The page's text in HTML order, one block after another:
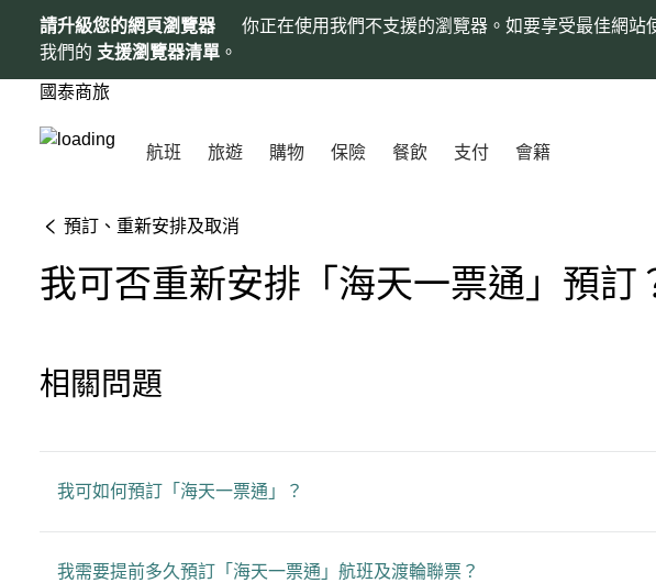
請升級您的網頁瀏覽器
你正在使用我們不支援的瀏覽器。如要享受最佳網
我們的 支援瀏覽器清單 。
國泰商旅
航班 旅遊 購物 保險 餐飲 支付 會籍
預訂、重新安排及取消
我可否重新安排「海天一票通」預訂
相關問題
我可如何預訂「海天一票通」？
我需要提前多久預訂「海天一票通」航班及渡輪聯票？